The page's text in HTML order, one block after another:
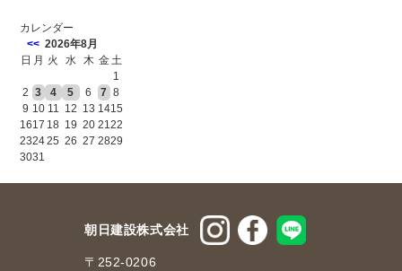
カレンダー
<< 2026年8月
日 月 火 水 木 金土
1
2 3 4 5 6 7 8
9 10 11 12 13 1415
1617 18 19 20 2122
232425 26 27 2829
3031
朝日建設株式会社
〒252-0206